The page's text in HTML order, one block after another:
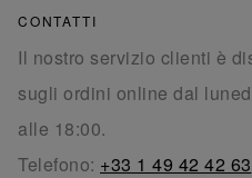
CONTATTI
Il nostro servizio clienti è
sugli ordini online dal
alle 18:00.
Telefono: +33 1 49 42 42 63